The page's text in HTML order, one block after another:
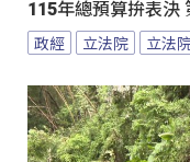
115年總預算拚表決
政經 立法院 立法